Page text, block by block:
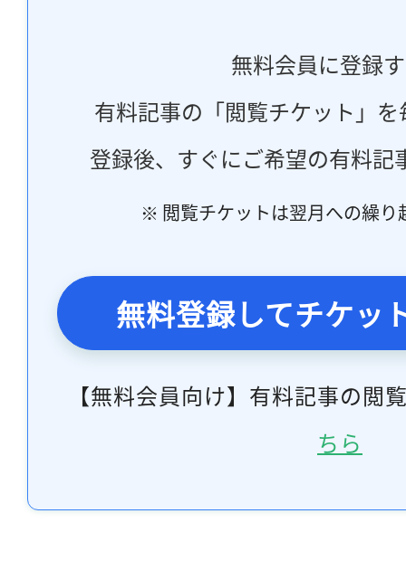
無料会員に登録
有料記事の「閲覧チケット」
登録後、すぐにご希望の有料記
※ 閲覧チケットは翌月への繰り
無料登録してチケッ
【無料会員向け】有料記事の閲
ちら